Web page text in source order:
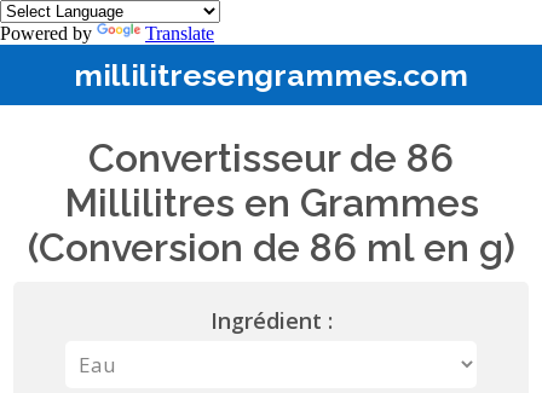
Powered by Translate
millilitresengrammes.com
Convertisseur de 86
Millilitres en Grammes
(Conversion de 86 ml en g)
Ingrédient :